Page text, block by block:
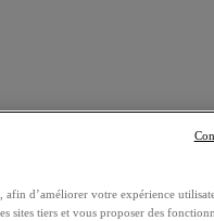
d’améliorer votre expérience
sites tiers et vous proposer des